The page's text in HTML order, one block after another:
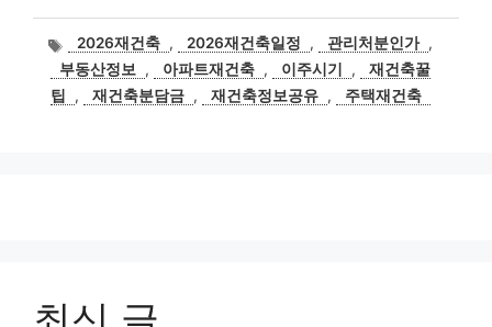
태
그
2026재건축 , 2026재건축일정 , 관리처분인가 ,
부동산정보
, 아파트재건축 , 이주시기 ,
재건축꿀
팁
, 재건축분담금 , 재건축정보공유 , 주택재건축